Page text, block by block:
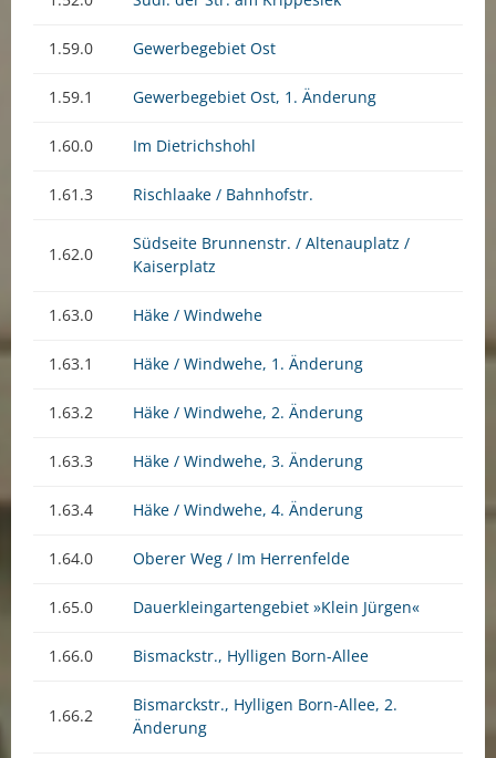
1.59.0 Gewerbegebiet Ost
1.59.1 Gewerbegebiet Ost, 1. Änderung
1.60.0 Im Dietrichshohl
1.61.3 Rischlaake / Bahnhofstr.
1.62.0
Südseite Brunnenstr. / Altenauplatz /
Kaiserplatz
1.63.0 Häke / Windwehe
1.63.1 Häke / Windwehe, 1. Änderung
1.63.2 Häke / Windwehe, 2. Änderung
1.63.3 Häke / Windwehe, 3. Änderung
1.63.4 Häke / Windwehe, 4. Änderung
1.64.0 Oberer Weg / Im Herrenfelde
1.65.0 Dauerkleingartengebiet »Klein Jürgen«
1.66.0 Bismackstr., Hylligen Born-Allee
1.66.2
Bismarckstr., Hylligen Born-Allee, 2.
Änderung